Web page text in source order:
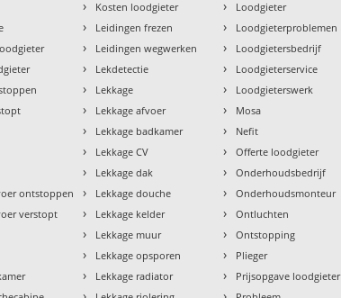
ontstoppen
verstopt
› Kosten loodgieter
› Leidingen frezen
› Leidingen wegwerken
› Lekdetectie
› Lekkage
› Lekkage afvoer
› Lekkage badkamer
› Lekkage CV
› Lekkage dak
› Lekkage douche
› Lekkage kelder
› Lekkage muur
› Lekkage opsporen
› Lekkage radiator
› Loodgieter
› Loodgieterproblemen
› Loodgietersbedrijf
› Loodgieterservice
› Loodgieterswerk
› Mosa
› Nefit
› Offerte loodgieter
› Onderhoudsbedrijf
› Onderhoudsmonteur
› Ontluchten
› Ontstopping
› Plieger
› Prijsopgave loodgieter